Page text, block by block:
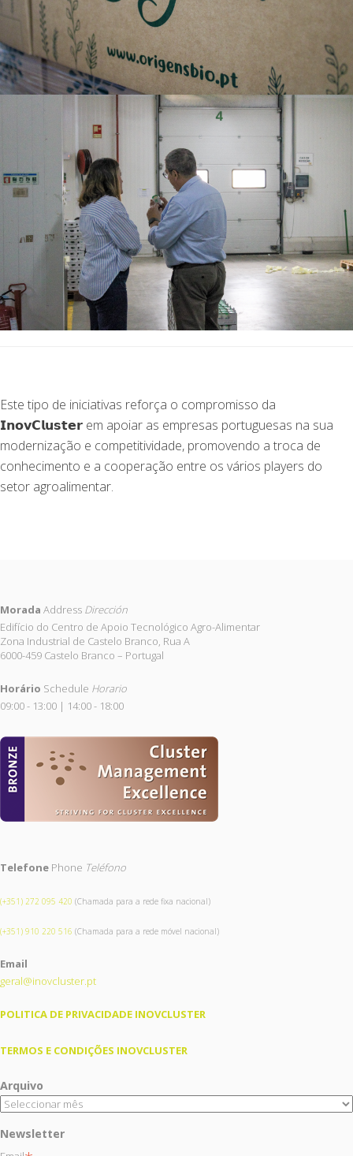
Este tipo de iniciativas reforça o compromisso da
𝗜𝗻𝗼𝘃𝗖𝗹𝘂𝘀𝘁𝗲𝗿 em apoiar as empresas portuguesas na sua
modernização e competitividade, promovendo a troca de
conhecimento e a cooperação entre os vários players do
setor agroalimentar.
Morada Address Dirección
Edifício do Centro de Apoio Tecnológico Agro-Alimentar
Zona Industrial de Castelo Branco, Rua A
6000-459 Castelo Branco – Portugal
Horário Schedule Horario
09:00 - 13:00 | 14:00 - 18:00
Telefone Phone Teléfono
(+351) 272 095 420 (Chamada para a rede fixa nacional)
(+351) 910 220 516 (Chamada para a rede móvel nacional)
Email
geral@inovcluster.pt
POLITICA DE PRIVACIDADE INOVCLUSTER
TERMOS E CONDIÇÕES INOVCLUSTER
Arquivo
Newsletter